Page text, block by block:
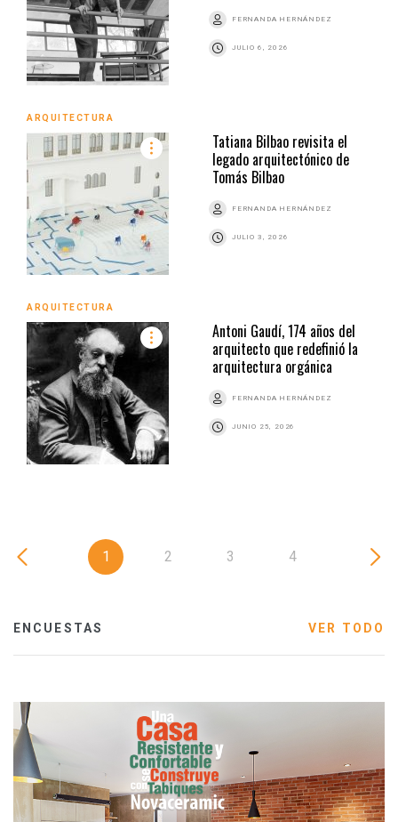
FERNANDA HERNÁNDEZ
JULIO 6, 2026
ARQUITECTURA
Tatiana Bilbao revisita el
legado arquitectónico de
Tomás Bilbao
FERNANDA HERNÁNDEZ
JULIO 3, 2026
ARQUITECTURA
Antoni Gaudí, 174 años del
arquitecto que redefinió la
arquitectura orgánica
FERNANDA HERNÁNDEZ
JUNIO 25, 2026
1 2 3 4
ENCUESTAS VER TODO